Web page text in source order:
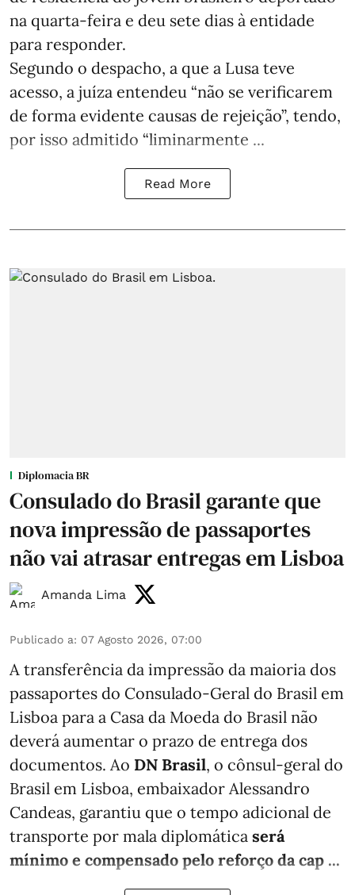
na quarta-feira e deu sete dias à entidade
para responder.
Segundo o despacho, a que a Lusa teve
acesso, a juíza entendeu “não se verificarem
de forma evidente causas de rejeição”, tendo,
por isso admitido “liminarmente ...
Read More
Diplomacia BR
Consulado do Brasil garante que
nova impressão de passaportes
não vai atrasar entregas em Lisboa
Amanda Lima
Publicado a: 07 Agosto 2026, 07:00
A transferência da impressão da maioria dos
passaportes do Consulado-Geral do Brasil em
Lisboa para a Casa da Moeda do Brasil não
deverá aumentar o prazo de entrega dos
documentos. Ao DN Brasil, o cônsul-geral do
Brasil em Lisboa, embaixador Alessandro
Candeas, garantiu que o tempo adicional de
transporte por mala diplomática será
mínimo e compensado pelo reforço da cap ...